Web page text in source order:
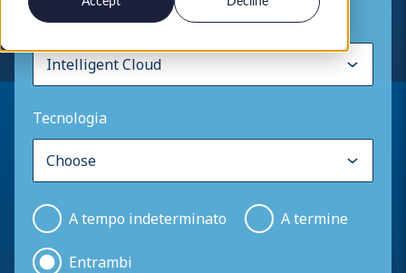
Soluzioni Microsoft
Tecnologia
A tempo indeterminato A termine
Entrambi